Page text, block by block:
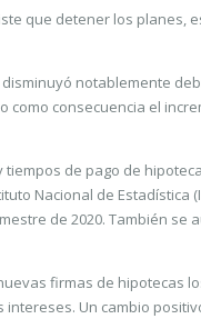
que detener los planes,
notablemente
como consecuencia el
de pago de
Nacional de Estadística
de 2020. También se
firmas de hipotecas
Un cambio